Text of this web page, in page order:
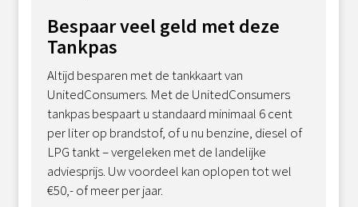
Bespaar veel geld met deze
Tankpas
Altijd besparen met de tankkaart van
UnitedConsumers. Met de UnitedConsumers
tankpas bespaart u standaard minimaal 6 cent
per liter op brandstof, of u nu benzine, diesel of
LPG tankt – vergeleken met de landelijke
adviesprijs. Uw voordeel kan oplopen tot wel
€50,- of meer per jaar.